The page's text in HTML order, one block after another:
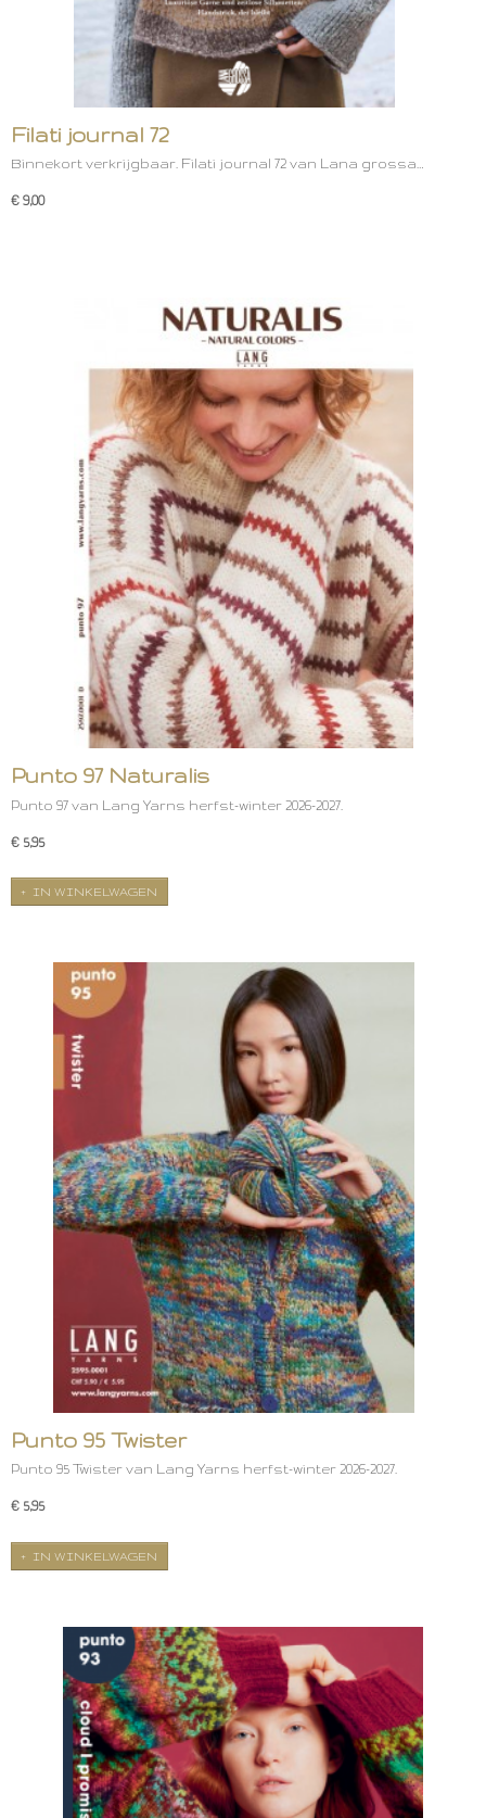
Filati journal 72
Binnekort verkrijgbaar. Filati journal 72 van Lana grossa…
€ 9,00
Punto 97 Naturalis
Punto 97 van Lang Yarns herfst-winter 2026-2027.
€ 5,95
IN WINKELWAGEN
Punto 95 Twister
Punto 95 Twister van Lang Yarns herfst-winter 2026-2027.
€ 5,95
IN WINKELWAGEN